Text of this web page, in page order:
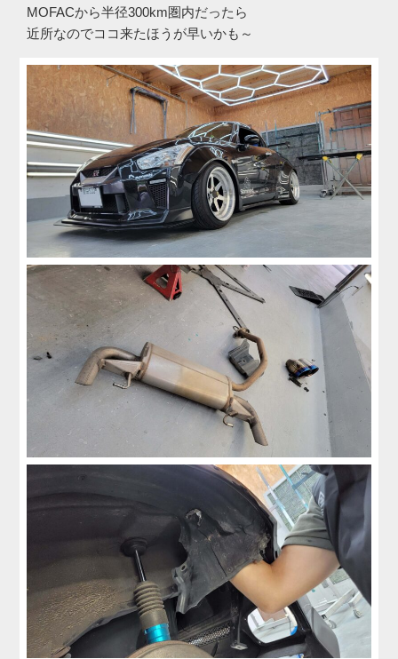
MOFACから半径300km圏内だったら
近所なのでココ来たほうが早いかも～